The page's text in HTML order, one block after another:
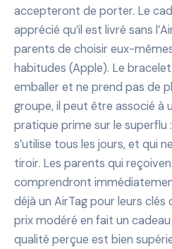
accepteront de porter. Le
apprécié qu’il est livré sans
parents de choisir eux-
habitudes (Apple). Le
emballer et ne prend pas de
groupe, il peut être associé à
pratique prime sur le superflu
s’utilise tous les jours, et qui
tiroir. Les parents qui
comprendront
déjà un AirTag pour leurs clés
prix modéré en fait un
qualité perçue est bien